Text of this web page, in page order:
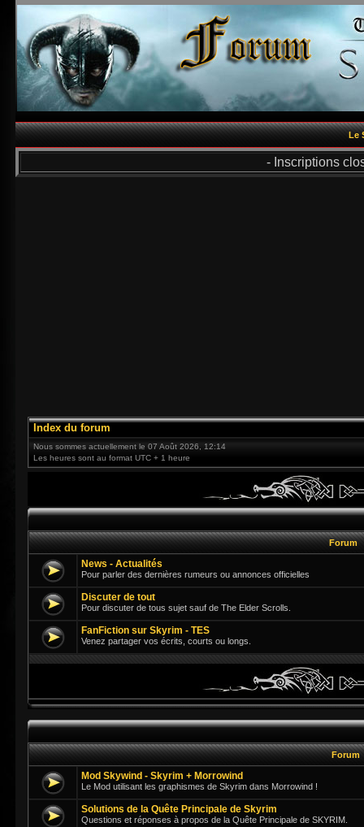
Le
- Inscriptions
Index du forum
Nous sommes actuellement le 07 Août 2026, 12:14
Les heures sont au format UTC + 1 heure
Forum
News - Actualités
Pour parler des dernières rumeurs ou annonces officielles
Discuter de tout
Pour discuter de tous sujet sauf de The Elder Scrolls.
FanFiction sur Skyrim - TES
Venez partager vos écrits, courts ou longs.
Forum
Mod Skywind - Skyrim + Morrowind
Le Mod utilisant les graphismes de Skyrim dans Morrowind !
Solutions de la Quête Principale de Skyrim
Questions et réponses à propos de la Quête Principale de SKYRIM.